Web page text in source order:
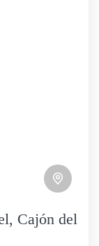
Cajón del